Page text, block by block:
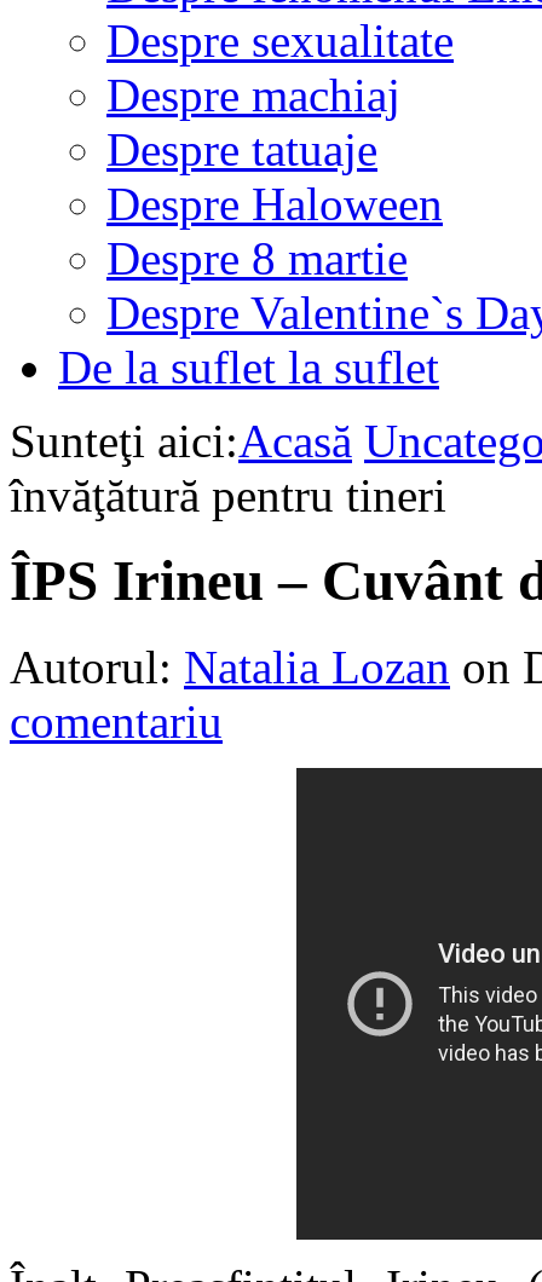
Despre sexualitate
Despre machiaj
Despre tatuaje
Despre Haloween
Despre 8 martie
Despre Valentine`s
De la suflet la suflet
Sunteţi aici:Acasă
învăţătură pentru tineri
ÎPS Irineu – Cuvânt
Autorul: Natalia Lozan on
comentariu